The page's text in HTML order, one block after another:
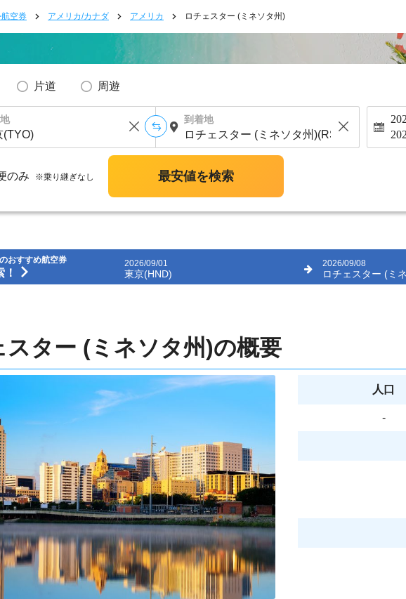
空券 アメリカ/カナダ アメリカ ロチェスター (ミネソタ州)
片道 周遊
到着地
のみ ※乗り継ぎなし 最安値を検索
おすすめ航空券
！
2026/09/01
東京(HND)
2026/09/08
ロチェスター (ミネソ
スター (ミネソタ州)の概要
人口
-